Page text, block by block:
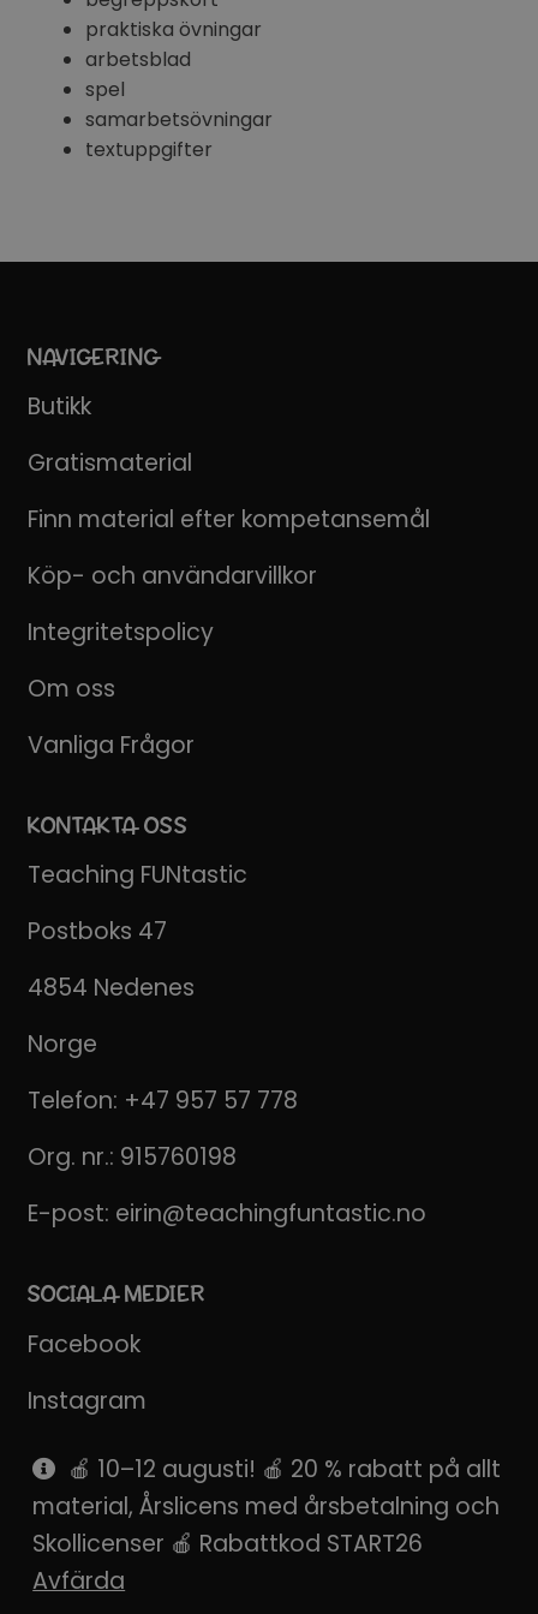
praktiska övningar
arbetsblad
spel
samarbetsövningar
textuppgifter
NAVIGERING
Butikk
Gratismaterial
Finn material efter kompetansemål
Köp- och användarvillkor
Integritetspolicy
Om oss
Vanliga Frågor
KONTAKTA OSS
Teaching FUNtastic
Postboks 47
4854 Nedenes
Norge
Telefon: +47 957 57 778
Org. nr.: 915760198
E-post: eirin@teachingfuntastic.no
SOCIALA MEDIER
Facebook
Instagram
Pinterest
SnapChat
🍎 10–12 augusti! 🍎 20 % rabatt på allt
material, Årslicens med årsbetalning och
Skollicenser 🍎 Rabattkod START26
Avfärda